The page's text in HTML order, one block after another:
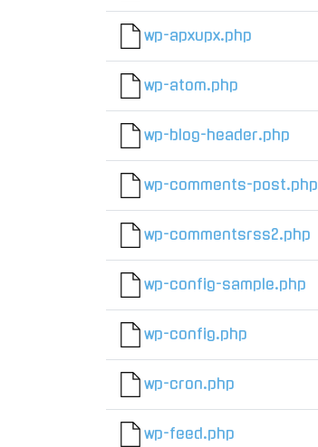
wp-apxupx.php
wp-atom.php
wp-blog-header.php
wp-comments-post.php
wp-commentsrss2.php
wp-config-sample.php
wp-config.php
wp-cron.php
wp-feed.php